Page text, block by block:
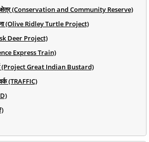
क्षेत्र (Conservation and Community Reserve)
(Olive Ridley Turtle Project)
Deer Project)
Express Train)
(Project Great Indian Bustard)
(TRAFFIC)